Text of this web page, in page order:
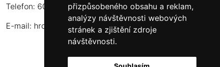
přizpůsobeného obsahu a reklam,
analýzy návštěvnosti webových
stránek a zjištění zdroje
návštěvnosti.
Telefon: 603 574 306
E-mail: hrobskeuzeniny@seznam.cz